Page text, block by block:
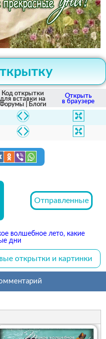
Код открытки
для вставки на
Форумы | Блоги
Открыть
в браузере
Отправленные
волшебное лето, какие
дни
открытки и картинки